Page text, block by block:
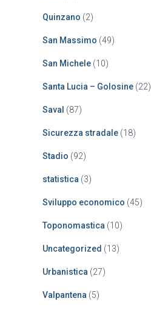
Quinzano (2)
San Massimo (49)
San Michele (10)
Santa Lucia – Golosine (22)
Saval (87)
Sicurezza stradale (18)
Stadio (92)
statistica (3)
Sviluppo economico (45)
Toponomastica (10)
Uncategorized (13)
Urbanistica (27)
Valpantena (5)